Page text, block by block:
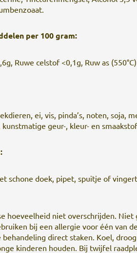
per 100 gram:
Ruwe celstof <0,1g, Ruw as
ei, vis, pinda’s, noten, soja,
geur-, kleur- en
schone doek, pipet, spuitje of
hoeveelheid niet overschrijden.
bij een allergie voor één van
behandeling direct staken. Koel,
kinderen houden. Bij twijfel